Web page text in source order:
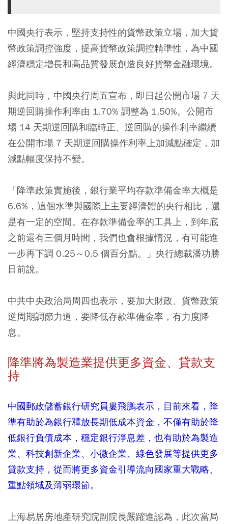
中國央行表示，堅持支持性的貨幣政策立場，加大貨
幣政策調控強度，提高貨幣政策調控精準性，為中國
經濟穩定增長和高品質發展創造良好貨幣金融環境。
與此同時，中國央行周五宣布，即日起公開市場 7 天
期逆回購操作利率由 1.70% 調整為 1.50%。公開市
場 14 天期逆回購和臨時正、逆回購的操作利率繼續
在公開市場 7 天期逆回購操作利率上加減點確定，加
減點幅度保持不變。
「降準政策實施後，銀行業平均存款準備金率大概是
6.6%，這個水準與國際上主要經濟體的央行相比，還
是有一定的空間。在存款準備金率的工具上，到年底
之前還有三個月時間，我們也會根據情況，有可能進
一步再下調 0.25～0.5 個百分點。」央行總裁潘功勝
日前說。
中共中央政治局周四也表示，要加大財政、貨幣政策
逆周期調節力道，要降低存款準備金率，有力度降
息。
降準將為製造業提供更多資金、貸款支
持
中國郵政儲蓄銀行研究員婁飛鵬表示，目前來看，降
準有助於為銀行釋放長期低成本資金，不僅有助於降
低銀行負債成本，穩定銀行淨息差，也有助於為製造
業、科技創新企業、小微企業、綠色發展等提供更多
貸款支持，從而將更多資金引導流向國家重大戰略、
重點領域及薄弱環節。
上海易居房地產研究院副院長嚴躍進認為，此次當局